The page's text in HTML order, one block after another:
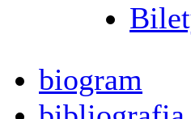
biogram